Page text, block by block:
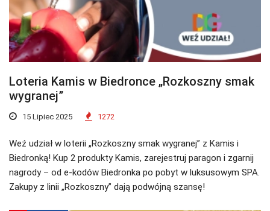
Loteria Kamis w Biedronce „Rozkoszny smak
wygranej”
15 Lipiec 2025 1272
Weź udział w loterii „Rozkoszny smak wygranej” z Kamis i
Biedronką! Kup 2 produkty Kamis, zarejestruj paragon i zgarnij
nagrody – od e-kodów Biedronka po pobyt w luksusowym SPA.
Zakupy z linii „Rozkoszny” dają podwójną szansę!